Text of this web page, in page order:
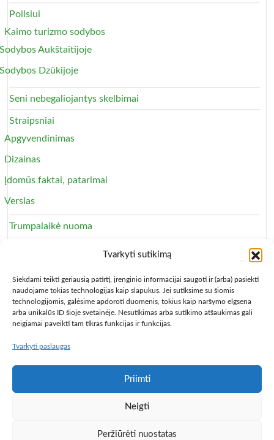
Tvarkyti sutikimą
Siekdami teikti geriausią patirtį, įrenginio informacijai saugoti ir (arba) pasiekti
naudojame tokias technologijas kaip slapukus. Jei sutiksime su šiomis
technologijomis, galėsime apdoroti duomenis, tokius kaip naršymo elgsena
arba unikalūs ID šioje svetainėje. Nesutikimas arba sutikimo atšaukimas gali
neigiamai paveikti tam tikras funkcijas ir funkcijas.
Tvarkyti paslaugas
Priimti
Neigti
Peržiūrėti nuostatas
Poilsiui
Kaimo turizmo sodybos
Sodybos Aukštaitijoje
Sodybos Dzūkijoje
Seni nebegaliojantys skelbimai
Straipsniai
Apgyvendinimas
Dizainas
Įdomūs faktai, patarimai
Verslas
Trumpalaikė nuoma
Copyright © 2013 – 2026
Privatumo politika
Baldų mugė